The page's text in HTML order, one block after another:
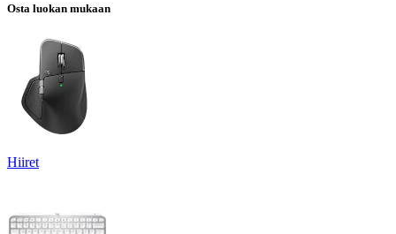
Osta luokan mukaan
Hiiret